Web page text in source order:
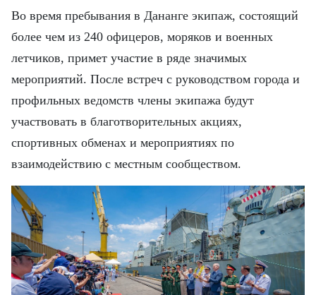
ENGLISH
FRANÇAIS
Во время пребывания в Дананге экипаж, состоящий
более чем из 240 офицеров, моряков и военных
летчиков, примет участие в ряде значимых
мероприятий. После встреч с руководством города и
профильных ведомств члены экипажа будут
участвовать в благотворительных акциях,
спортивных обменах и мероприятиях по
взаимодействию с местным сообществом.